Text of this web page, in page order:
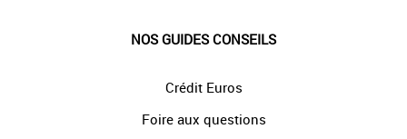
NOS GUIDES CONSEILS
Crédit Euros
Foire aux questions